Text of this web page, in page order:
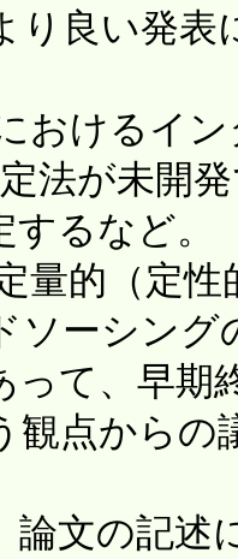
り良い発
けるイン
法が未開
るなど。
的（定性
ソーシング
って、早期
観点からの
論文の記述